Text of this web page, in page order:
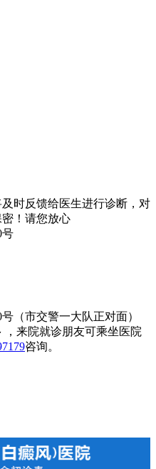
时反馈给医生进行诊断，对
！请您放心
号
（市交警一大队正对面）
来院就诊朋友可乘坐医院
咨询。